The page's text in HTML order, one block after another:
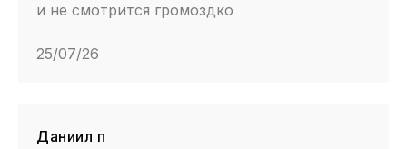
и не смотрится громоздко
25/07/26
Даниил п